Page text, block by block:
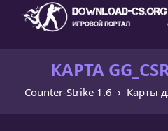
КАРТА
Counter-Strike 1.6 Карты